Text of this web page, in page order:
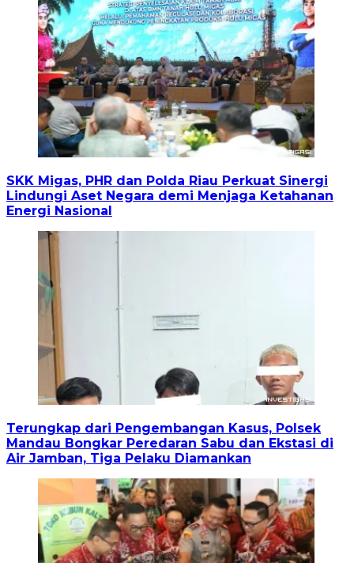
SKK Migas, PHR dan Polda Riau Perkuat Sinergi
Lindungi Aset Negara demi Menjaga Ketahanan
Energi Nasional
Terungkap dari Pengembangan Kasus, Polsek
Mandau Bongkar Peredaran Sabu dan Ekstasi di
Air Jamban, Tiga Pelaku Diamankan